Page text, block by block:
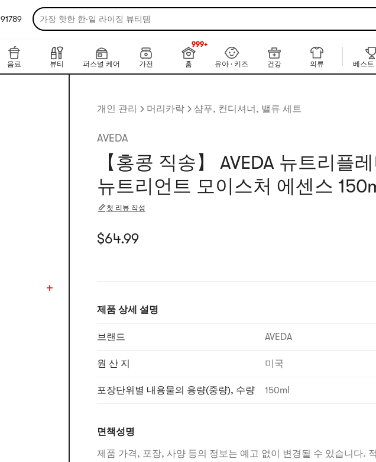
91789 가장 핫한 한·일 라이징 뷰티템
음료 뷰티 퍼스널 케어 가전 홈
999+
NEW
유아 · 키즈 건강 의류 베스트
개인 관리 머리카락 샴푸, 컨디셔너, 밸류 세트
AVEDA
【홍콩 직송】 AVEDA 뉴트리플
뉴트리언트 모이스처 에센스
첫 리뷰 작성
현재 가격: $64.99
$64.99
제품 상세 설명
브랜드 AVEDA
원 산 지 미국
포장단위별 내용물의 용량(중량), 수량 150ml
면책성명
제품 가격, 포장, 사양 등의 정보는 예고 없이 변경될 수 있습니다.